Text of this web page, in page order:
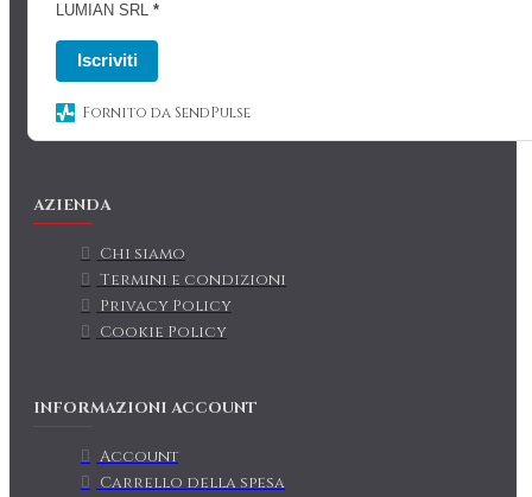
LUMIAN SRL *
Iscriviti
Fornito da SendPulse
AZIENDA
Chi siamo
Termini e condizioni
Privacy Policy
Cookie Policy
INFORMAZIONI ACCOUNT
Account
Carrello della spesa